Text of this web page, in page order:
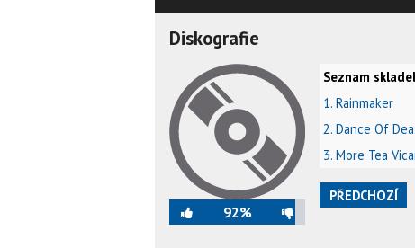
Diskografie
92%
Seznam
1. Rainmaker
2. Dance Of
3. More Tea
PŘEDCHOZÍ